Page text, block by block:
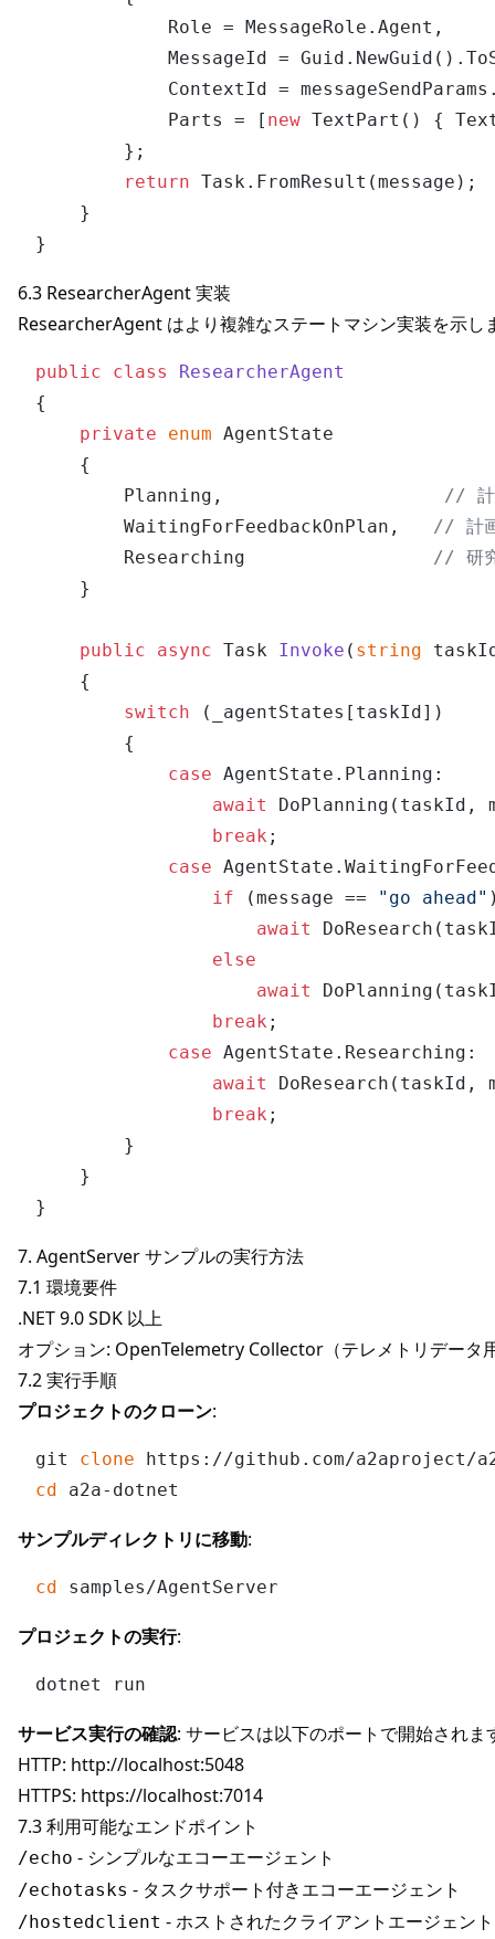
            Role = MessageRole.Agent,
MessageId =
ContextId =
            Parts = [
new TextPart() {
        };
return Task.FromResult(message);
    }
6.3 ResearcherAgent 実装
ResearcherAgent はより複雑なステートマシン実装を示し
public class
ResearcherAgent
{
private
enum AgentState
    {
        Planning,
// 計
        WaitingForFeedbackOnPlan,
// 計画
        Researching
// 研
    }
public async Task Invoke ( string
    {
switch (_agentStates[taskId])
        {
case AgentState.Planning:
await
DoPlanning(taskId,
break ;
case
if (message == "go ahead"
await
else
await
break ;
case AgentState.Researching:
await
DoResearch(taskId,
break ;
        }
    }
7. AgentServer サンプルの実行方法
7.1 環境要件
.NET 9.0 SDK 以上
オプション: OpenTelemetry Collector（テレメトリデータ
7.2 実行手順
プロジェクトのクローン:
git clone
cd
サンプルディレクトリに移動:
cd
プロジェクトの実行:
サービス実行の確認: サービスは以下のポートで開始されま
HTTP: http://localhost:5048
HTTPS: https://localhost:7014
7.3 利用可能なエンドポイント
/echo - シンプルなエコーエージェント
/echotasks - タスクサポート付きエコーエージェント
/hostedclient - ホストされたクライアントエージェント